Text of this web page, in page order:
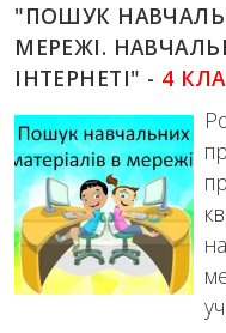
"ПОШУК
МЕРЕЖІ.
ІНТЕРНЕТІ" - 4